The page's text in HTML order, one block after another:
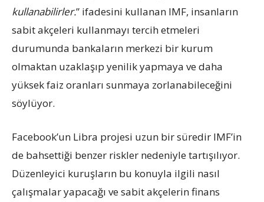
kullanabilirler.” ifadesini kullanan IMF, insanların
sabit akçeleri kullanmayı tercih etmeleri
durumunda bankaların merkezi bir kurum
olmaktan uzaklaşıp yenilik yapmaya ve daha
yüksek faiz oranları sunmaya zorlanabileceğini
söylüyor.
Facebook’un Libra projesi uzun bir süredir IMF’in
de bahsettiği benzer riskler nedeniyle tartışılıyor.
Düzenleyici kuruşların bu konuyla ilgili nasıl
çalışmalar yapacağı ve sabit akçelerin finans